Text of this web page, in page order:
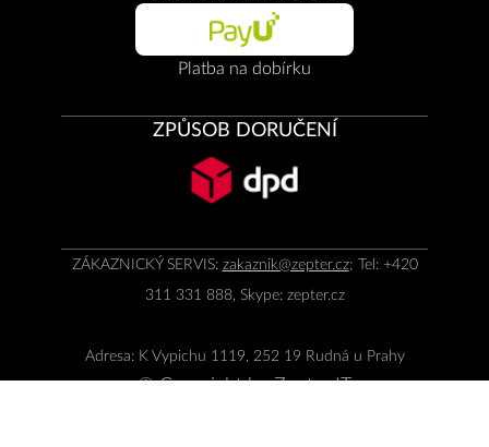
Platba na dobírku
ZPŮSOB DORUČENÍ
ZÁKAZNICKÝ SERVIS: zakaznik@zepter.cz; Tel: +420
311 331 888, Skype: zepter.cz
Adresa: K Vypichu 1119, 252 19 Rudná u Prahy
© Copyright byZepter IT